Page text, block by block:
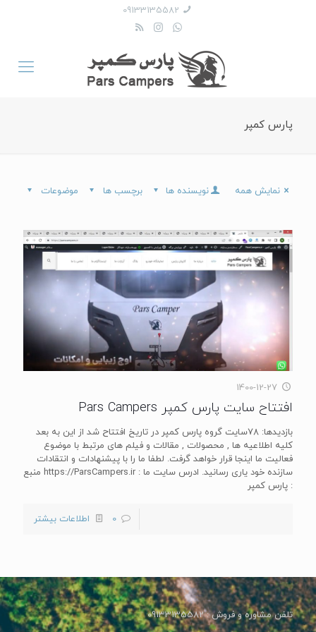
09133135582
پارس کمپر
موضوعات برچسب ها نویسنده ها نمایش همه
1400-12-27
افتتاح سایت پارس کمپر Pars Campers
بازدیدها: 78سایت گروه پارس کمپر در تاریخ افتتاح شد از این به بعد
کلیه اطلاعیه ها , محصولات , مقالات و فیلم های مرتبط با موضوع
فعالیت ما اینجا قرار خواهد گرفت. لطفا ما را با پیشنهادات و انتقادات
سازنده خود یاری رسانید. ادرس سایت ما : https://ParsCampers.ir منبع
: پارس کمپر
0 اطلاعات بیشتر
تلفن مشاوره و فروش : 09133135582